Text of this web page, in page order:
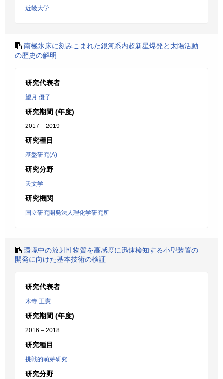
近畿大学
南極氷床に刻みこまれた銀河系内超新星爆発と太陽活動
の歴史の解明
研究代表者
望月 優子
研究期間 (年度)
2017 – 2019
研究種目
基盤研究(A)
研究分野
天文学
研究機関
国立研究開発法人理化学研究所
環境中の放射性物質を高感度に迅速検知する小型装置の
開発に向けた基本技術の検証
研究代表者
木寺 正憲
研究期間 (年度)
2016 – 2018
研究種目
挑戦的萌芽研究
研究分野